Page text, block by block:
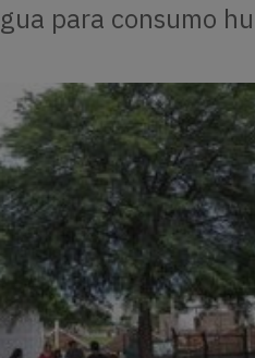
para consumo